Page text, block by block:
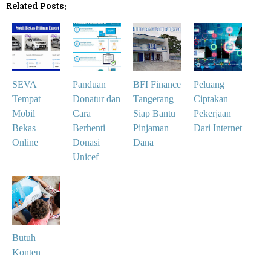
Related Posts:
SEVA
Tempat
Mobil
Bekas
Online
Panduan
Donatur dan
Cara
Berhenti
Donasi
Unicef
BFI Finance
Tangerang
Siap Bantu
Pinjaman
Dana
Peluang
Ciptakan
Pekerjaan
Dari Internet
Butuh
Konten